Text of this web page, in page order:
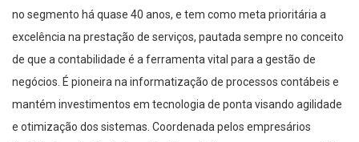
no segmento há quase 40 anos, e tem como meta prioritária a
excelência na prestação de serviços, pautada sempre no conceito
de que a contabilidade é a ferramenta vital para a gestão de
negócios. É pioneira na informatização de processos contábeis e
mantém investimentos em tecnologia de ponta visando agilidade
e otimização dos sistemas. Coordenada pelos empresários